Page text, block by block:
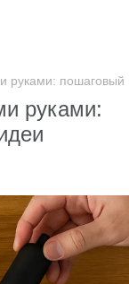
руками:
руками: